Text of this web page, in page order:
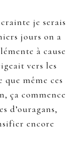
je serais
jours on a
à cause
vers les
que même ces
ça commence
d’ouragans,
encore